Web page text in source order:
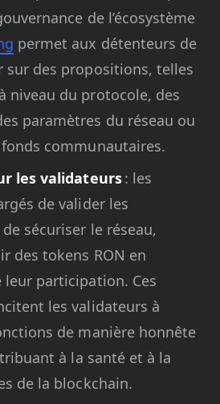
de l’écosystème
permet aux détenteurs de
sur des propositions, telles
niveau du protocole, des
paramètres du réseau ou
fonds communautaires.
les validateurs: les
de valider les
sécuriser le réseau,
des tokens RON en
leur participation. Ces
les validateurs à
de manière honnête
à la santé et à la
de la blockchain.